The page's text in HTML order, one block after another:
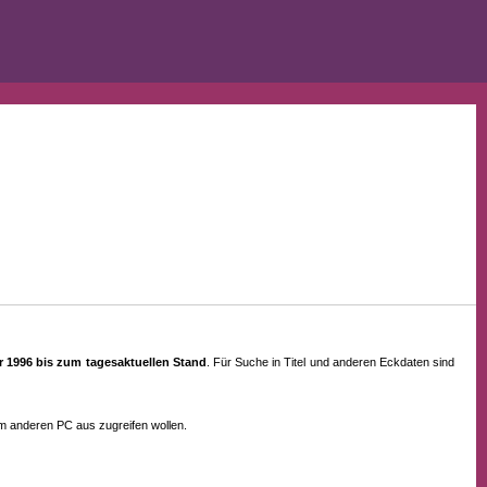
bis zum tagesaktuellen Stand . Für Suche in Titel und anderen Eckdaten sind
anderen PC aus zugreifen wollen.